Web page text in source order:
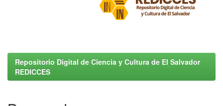
Repositorio Digital de Ciencia y Cultura de El Salvador
REDICCES